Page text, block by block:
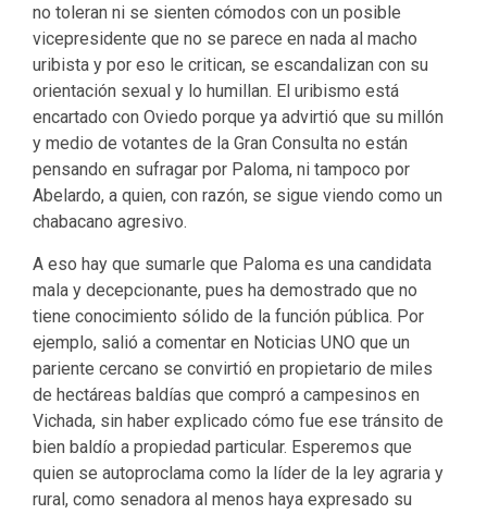
no toleran ni se sienten cómodos con un posible
vicepresidente que no se parece en nada al macho
uribista y por eso le critican, se escandalizan con su
orientación sexual y lo humillan. El uribismo está
encartado con Oviedo porque ya advirtió que su millón
y medio de votantes de la Gran Consulta no están
pensando en sufragar por Paloma, ni tampoco por
Abelardo, a quien, con razón, se sigue viendo como un
chabacano agresivo.
A eso hay que sumarle que Paloma es una candidata
mala y decepcionante, pues ha demostrado que no
tiene conocimiento sólido de la función pública. Por
ejemplo, salió a comentar en Noticias UNO que un
pariente cercano se convirtió en propietario de miles
de hectáreas baldías que compró a campesinos en
Vichada, sin haber explicado cómo fue ese tránsito de
bien baldío a propiedad particular. Esperemos que
quien se autoproclama como la líder de la ley agraria y
rural, como senadora al menos haya expresado su